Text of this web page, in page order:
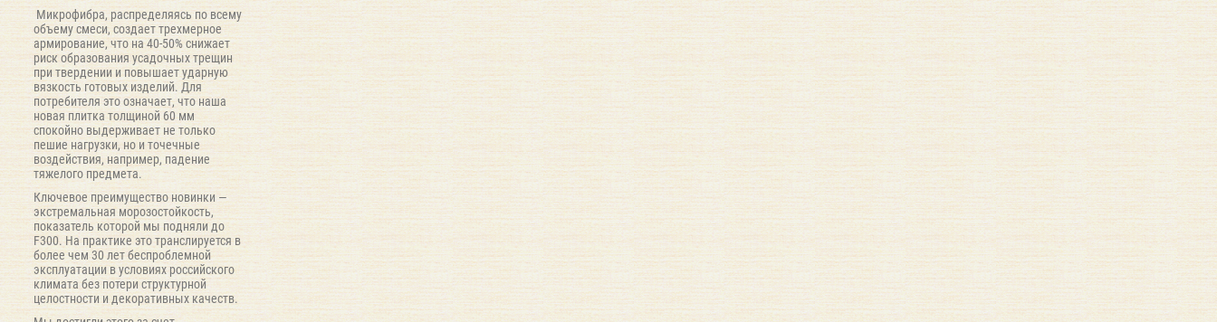
Микрофибра, распределяясь по всему
объему смеси, создает трехмерное
армирование, что на 40-50% снижает
риск образования усадочных трещин
при твердении и повышает ударную
вязкость готовых изделий. Для
потребителя это означает, что наша
новая плитка толщиной 60 мм
спокойно выдерживает не только
пешие нагрузки, но и точечные
воздействия, например, падение
тяжелого предмета.
Ключевое преимущество новинки —
экстремальная морозостойкость,
показатель которой мы подняли до
F300. На практике это транслируется в
более чем 30 лет беспроблемной
эксплуатации в условиях российского
климата без потери структурной
целостности и декоративных качеств.